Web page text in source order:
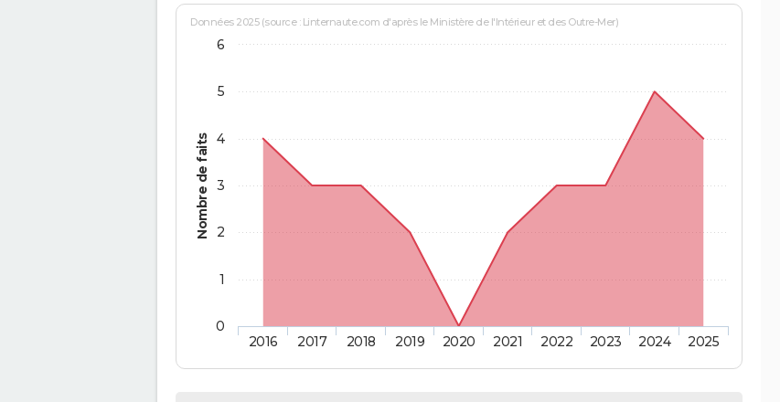
Nombre de faits
Données 2025 (source : Linternaute.com d'après le Ministère de l'Intérieur et des Outre-Mer)
2016 2017 2018 2019 2020 2021 2022 2023 2024 2025
0
1
2
3
4
5
6